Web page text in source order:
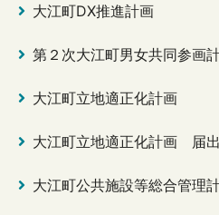
大江町DX推進計画
第２次大江町男女共同参画
大江町立地適正化計画
大江町立地適正化計画 届
大江町公共施設等総合管理